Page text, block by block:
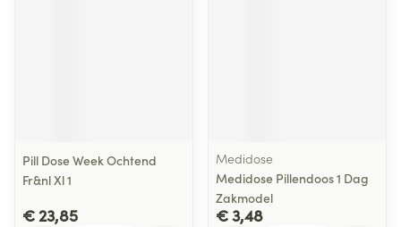
Pill Dose Week Ochtend
Fr&nl Xl 1
€ 23,85
Medidose
Medidose Pillendoos 1 Dag
Zakmodel
€ 3,48